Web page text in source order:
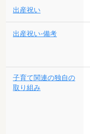
出産祝い
出産祝い-備考
子育て関連の独自の
取り組み